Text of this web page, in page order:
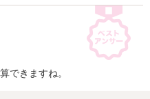
できますね。